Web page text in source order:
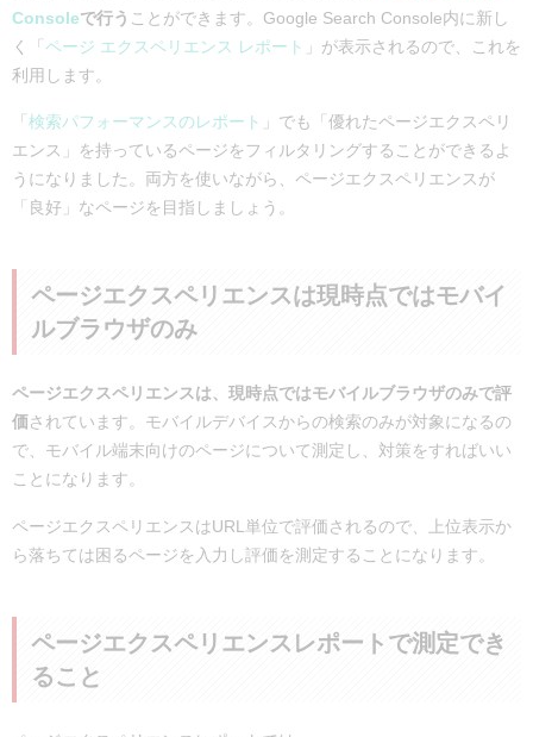
Consoleで行う ことができます。Google Search Console内に新し
く「 ページ エクスペリエンス レポート 」が表示されるので、これを
利用します。
「 検索パフォーマンスのレポート 」でも「優れたページエクスペリ
エンス」を持っているページをフィルタリングすることができるよ
うになりました。両方を使いながら、ページエクスペリエンスが
「良好」なページを目指しましょう。
ページエクスペリエンスは現時点ではモバイ
ルブラウザのみ
ページエクスペリエンスは、現時点ではモバイルブラウザのみで評
価されています。モバイルデバイスからの検索のみが対象になるの
で、モバイル端末向けのページについて測定し、対策をすればいい
ことになります。
ページエクスペリエンスはURL単位で評価されるので、上位表示か
ら落ちては困るページを入力し評価を測定することになります。
ページエクスペリエンスレポートで測定でき
ること